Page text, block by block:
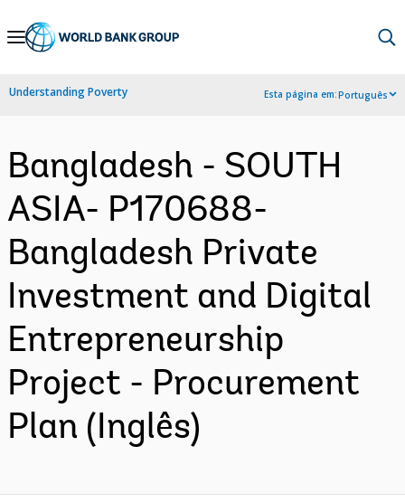
Skip
Navigation
Understanding Poverty Esta página em:Português
Bangladesh - SOUTH
ASIA- P170688-
Bangladesh Private
Investment and Digital
Entrepreneurship
Project - Procurement
Plan (Inglês)